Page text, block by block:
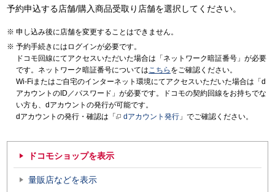
予約申込する店舗/購入商品受取り店舗を選択してください。
申し込み後に店舗を変更することはできません。
予約手続きにはログインが必要です。
ドコモ回線にてアクセスいただいた場合は「ネットワーク暗証番号」が必要
です。ネットワーク暗証番号についてはこちら をご確認ください。
Wi-Fiまたはご自宅のインターネット環境にてアクセスいただいた場合は「d
アカウントのID／パスワード」が必要です。ドコモの契約回線をお持ちでな
い方も、dアカウントの発行が可能です。
dアカウントの発行・確認は「
dアカウント発行 」でご確認ください。
ドコモショップを表示
量販店などを表示